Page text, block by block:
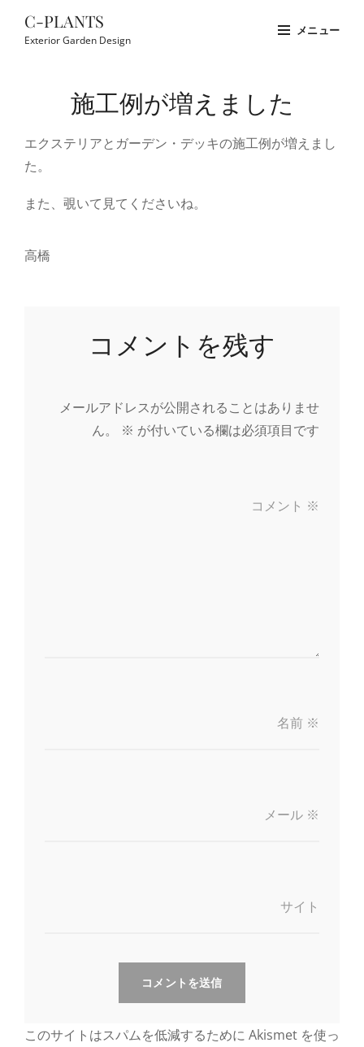
C-PLANTS
Exterior Garden Design
メニュー
施工例が増えました
エクステリアとガーデン・デッキの施工例が増えまし
た。
また、覗いて見てくださいね。
高橋
コメントを残す
メールアドレスが公開されることはありませ
ん。
※ が付いている欄は必須項目です
コメント ※
名前 ※
メール ※
サイト
このサイトはスパムを低減するために Akismet を使っ